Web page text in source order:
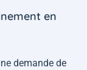
en
demande de